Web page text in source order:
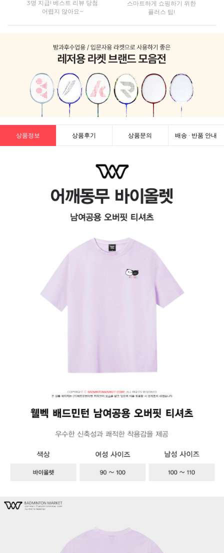
3명 지급! 베스트 리뷰 당첨
어렵지 않아요~
스마트하게 쇼핑하기 위한
플러스 팁!
상품정보 상품후기 상품문의 배송 · 반품 안내